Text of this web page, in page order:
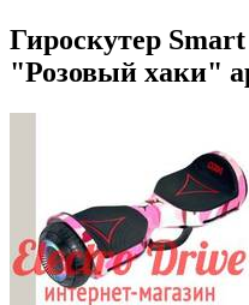
Гироскутер
"Розовый хаки"